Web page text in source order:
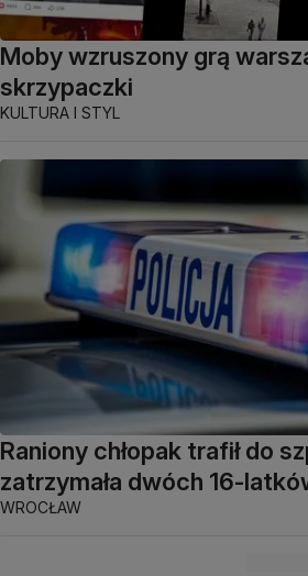
Moby wzruszony grą
skrzypaczki
KULTURA I STYL
Raniony chłopak trafił do
zatrzymała dwóch 16-
WROCŁAW